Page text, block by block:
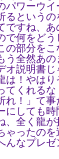
パワーウ
るという
ですね、
で何をど
の部分を
う全然あ
オ説明書
は！やは
てくれる
れ！」て
にしても
、全く龍
ゃったの
んなプレ